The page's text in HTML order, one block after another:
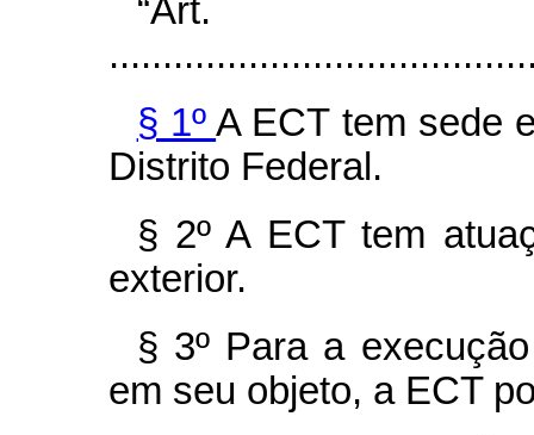
§ 1ºA ECT tem sede
Distrito Federal.
§ 2º A ECT tem
exterior.
§ 3º Para a
em seu objeto, a ECT